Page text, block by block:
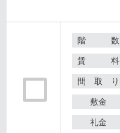
階 数
賃 料
間 取 り
敷金
礼金